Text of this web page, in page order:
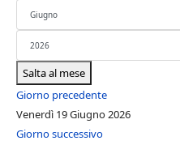
Salta al mese
Giorno precedente
Venerdì 19 Giugno 2026
Giorno successivo